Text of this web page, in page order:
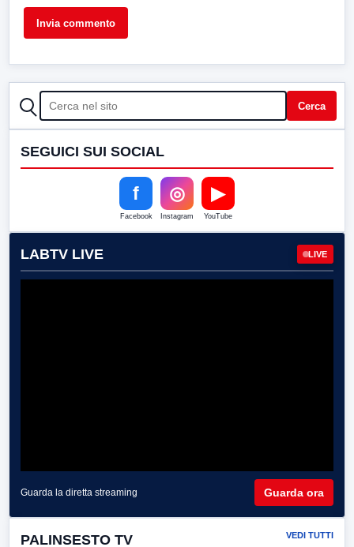
CERCA Cerca
SEGUICI SUI SOCIAL
f
Facebook
◎
Instagram
▶
YouTube
LABTV LIVE LIVE
Guarda la diretta streaming Guarda ora
PALINSESTO TV VEDI TUTTI